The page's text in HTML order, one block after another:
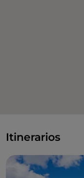
Itinerarios